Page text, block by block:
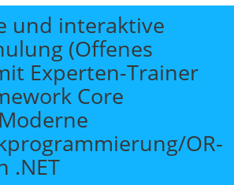
Schulungen
Seminare
uns
und interaktive
(Offenes
Experten-Trainer
Core
OR-
.NET